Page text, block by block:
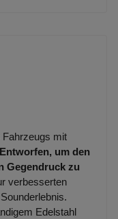
Fahrzeugs mit
Entworfen, um den
Gegendruck zu
verbesserten
Edelstahl